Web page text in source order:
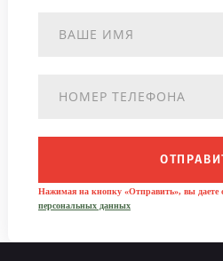
Нажимая на кнопку «Отправить», вы даете
персональных данных